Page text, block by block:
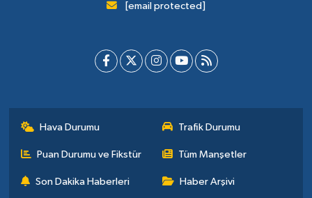
[email protected]
Hava Durumu Trafik Durumu
Puan Durumu ve Fikstür Tüm Manşetler
Son Dakika Haberleri Haber Arşivi